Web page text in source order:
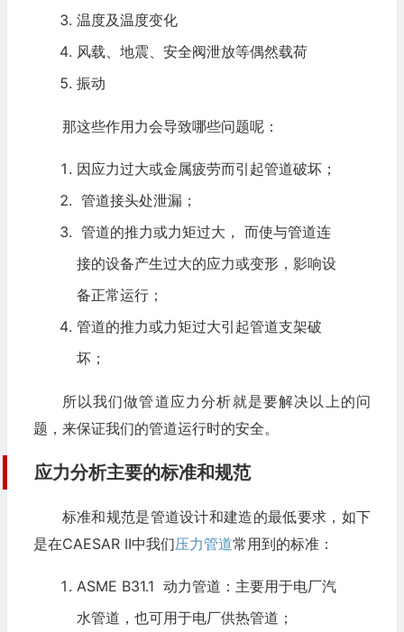
温度及温度变化
风载、地震、 安全阀泄放等偶然载荷
振动
那这些作用力会导致哪些问题呢：
因应力过大或金属疲劳而引起管道破坏；
管道接头处泄漏；
管道的推力或力矩过大， 而使与管道连
接的设备产生过大的应力或变形，影响设
备正常运行；
管道的推力或力矩过大引起管道支架破
坏；
所以我们做管道应力分析就是要解决以上的问
题，来保证我们的管道运行时的安全。
应力分析主要的标准和规范
标准和规范是管道设计和建造的最低要求，如下
是在CAESAR II中我们压力管道常用到的标准：
ASME B31.1 动力管道：主要用于电厂汽
水管道，也可用于电厂供热管道；